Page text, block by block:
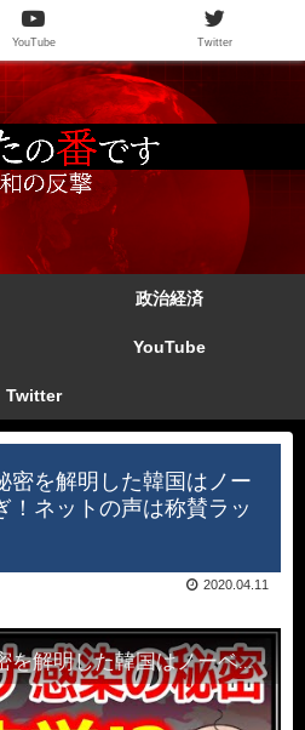
政治経済
YouTube
Twitter
密を解明した韓国はノー
！ネットの声は称賛ラッ
2020.04.11
新型コロナ感染の秘密を解明した韓国はノーベル賞とお祭り騒ぎ！ネットの声は称賛ラッシュ～
YouTube Twitter